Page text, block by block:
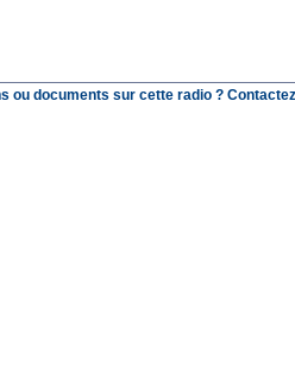
ou documents sur cette radio ?